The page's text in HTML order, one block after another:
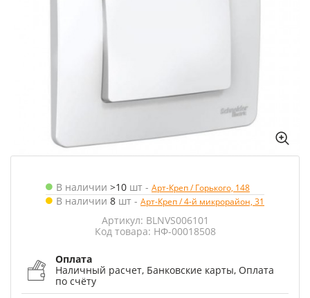
В наличии >10 шт - Арт-Креп / Горького, 148
В наличии 8 шт - Арт-Креп / 4-й микрорайон, 31
Артикул: BLNVS006101
Код товара: НФ-00018508
Оплата
Наличный расчет, Банковские карты, Оплата
по счёту